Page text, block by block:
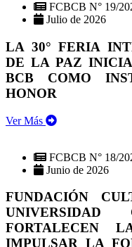
FCBCB N° 19/
Julio de 2026
LA 30° FERIA
DE LA PAZ
BCB COMO
HONOR
Ver Más
FCBCB N° 18/
Junio de 2026
FUNDACIÓN
UNIVERSIDAD
FORTALECEN
IMPULSAR LA